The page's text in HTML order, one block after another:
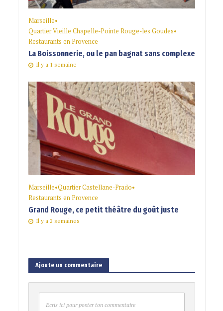
Marseille•
Quartier Vieille Chapelle-Pointe Rouge-les Goudes•
Restaurants en Provence
La Boissonnerie, ou le pan bagnat sans complexe
Il y a 1 semaine
Marseille•Quartier Castellane-Prado•
Restaurants en Provence
Grand Rouge, ce petit théâtre du goût juste
Il y a 2 semaines
Ajoute un commentaire
Ecris ici pour poster ton commentaire